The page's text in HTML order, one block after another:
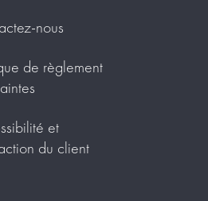
nous
de règlement
et
du client